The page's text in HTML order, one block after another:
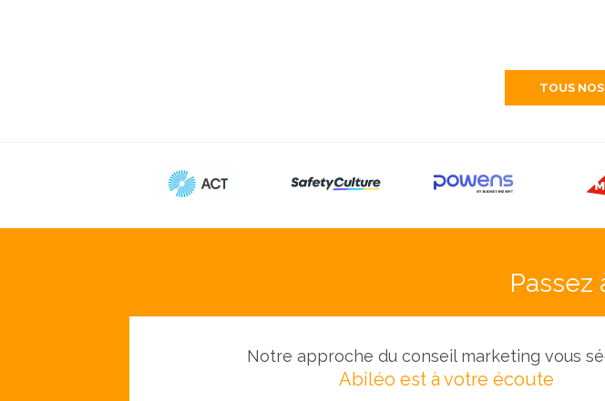
TOUS
Passez
Notre approche du conseil marketing vous
Abiléo est à votre écoute